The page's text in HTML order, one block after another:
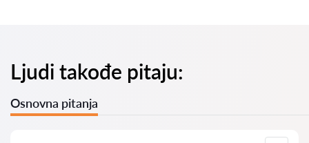
Ljudi takođe pitaju:
Osnovna pitanja